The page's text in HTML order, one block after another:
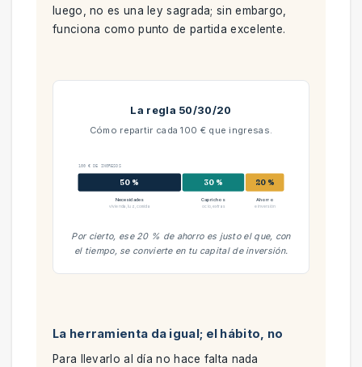
luego, no es una ley sagrada; sin embargo,
funciona como punto de partida excelente.
La regla 50/30/20
Cómo repartir cada 100 € que ingresas.
50 % 30 % 20 %
Necesidades Caprichos
Ahorro
vivienda, luz, comida
ocio, extras e inversión
100 € DE INGRESOS
Por cierto, ese 20 % de ahorro es justo el que, con
el tiempo, se convierte en tu capital de inversión.
La herramienta da igual; el hábito, no
Para llevarlo al día no hace falta nada